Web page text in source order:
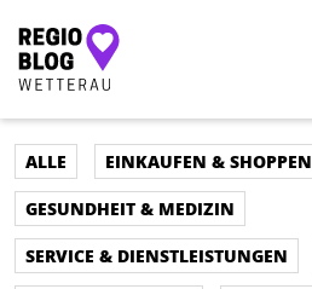
Hauptnavigation
ALLE
EINKAUFEN & SHOPPEN
GESUNDHEIT & MEDIZIN
SERVICE & DIENSTLEISTUNGEN